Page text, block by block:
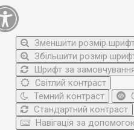
Зменшити розмір
Збільшити розмір
Шрифт за
Світлий контраст
Темний контраст
Стандартний контраст
Навігація за